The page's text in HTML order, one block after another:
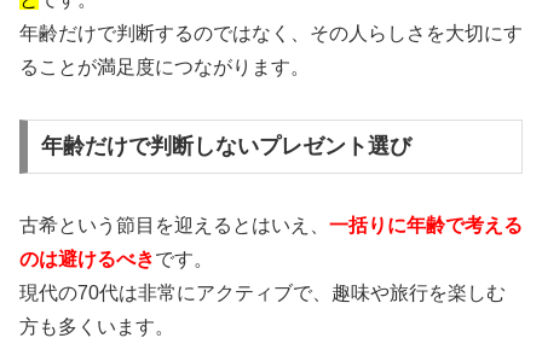
年齢だけで判断するのではなく、その人らしさを大切にす
ることが満足度につながります。
年齢だけで判断しないプレゼント選び
古希という節目を迎えるとはいえ、 一括りに年齢で考える
のは避けるべきです。
現代の70代は非常にアクティブで、趣味や旅行を楽しむ
方も多くいます。